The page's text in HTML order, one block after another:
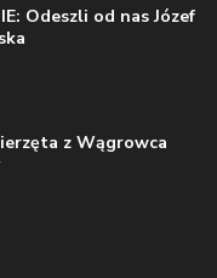
Odeszli od nas Józef
z Wągrowca